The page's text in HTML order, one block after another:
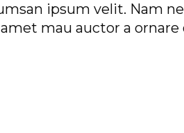
ipsum velit. Nam
mau auctor a